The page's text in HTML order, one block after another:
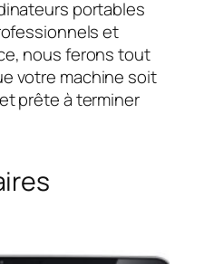
portables
et
nous ferons tout
votre machine soit
prête à terminer